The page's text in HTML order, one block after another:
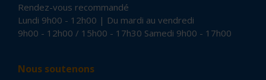
Rendez-vous recommandé
Lundi 9h00 - 12h00 | Du mardi au vendredi
9h00 - 12h00 / 15h00 - 17h30 Samedi 9h00 - 17h00
Nous soutenons